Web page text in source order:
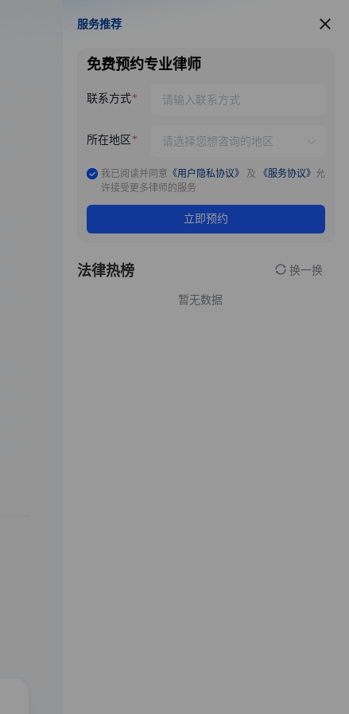
服务推荐
服务推荐
免费预约专业律师
联系方式
所在地区
我已阅读并同意 《用户隐私协议》 及 《服务协议》 允
许接受更多律师的服务
立即预约
法律热榜 换一换
暂无数据